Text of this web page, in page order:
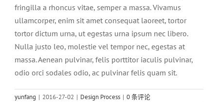
联系云方
云方动态
fringilla a rhoncus vitae, semper a massa. Vivamus
ullamcorper, enim sit amet consequat laoreet, tortor
tortor dictum urna, ut egestas urna ipsum nec libero.
Nulla justo leo, molestie vel tempor nec, egestas at
massa. Aenean pulvinar, felis porttitor iaculis pulvinar,
odio orci sodales odio, ac pulvinar felis quam sit.
yunfang | 2016-27-02 | Design Process | 0 条评论